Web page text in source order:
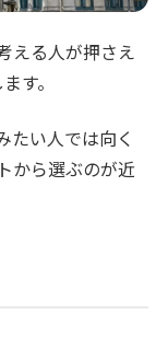
える人が押さえ
す。
たい人では向く
から選ぶのが近